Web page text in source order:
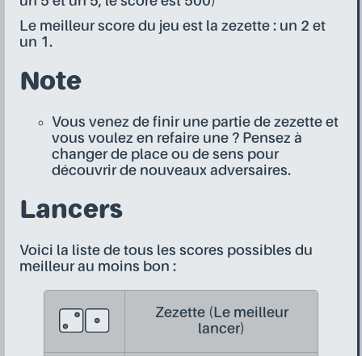
Le meilleur score du jeu est la zezette : un 2 et
un 1.
Note
Vous venez de finir une partie de zezette et
vous voulez en refaire une ? Pensez à
changer de place ou de sens pour
découvrir de nouveaux adversaires.
Lancers
Voici la liste de tous les scores possibles du
meilleur au moins bon :
Zezette (Le meilleur
lancer)